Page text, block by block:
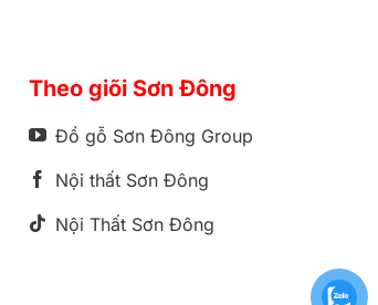
Theo giõi Sơn Đông
Đồ gỗ Sơn Đông Group
Nội thất Sơn Đông
Nội Thất Sơn Đông